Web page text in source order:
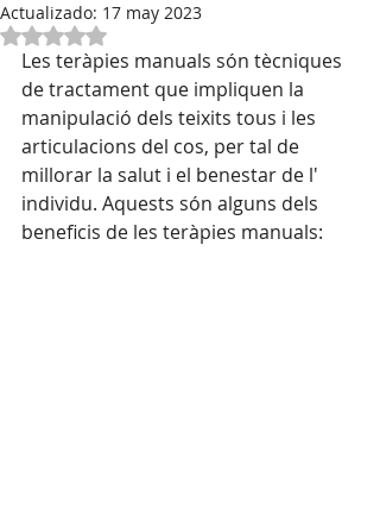
Actualizado: 17 may 2023
Obtuvo NaN de 5 estrellas.
Les teràpies manuals són tècniques
de tractament que impliquen la
manipulació dels teixits tous i les
articulacions del cos, per tal de
millorar la salut i el benestar de l'
individu. Aquests són alguns dels
beneficis de les teràpies manuals: